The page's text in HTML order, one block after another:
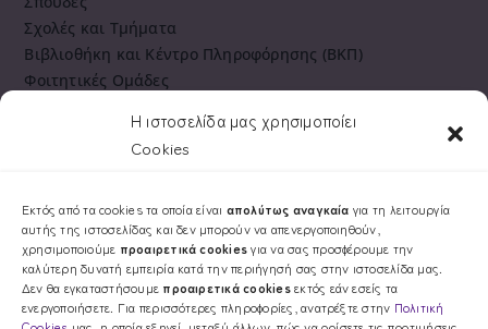
Η ιστοσελίδα μας χρησιμοποίει
Cookies
Εκτός από τα cookies τα οποία είναι απολύτως αναγκαία για τη λειτουργία
αυτής της ιστοσελίδας και δεν μπορούν να απενεργοποιηθούν,
χρησιμοποιούμε προαιρετικά cookiesγια να σας προσφέρουμε την
καλύτερη δυνατή εμπειρία κατά την περιήγησή σας στην ιστοσελίδα μας.
Δεν θα εγκαταστήσουμε προαιρετικά cookiesεκτός εάν εσείς τα
ενεργοποιήσετε. Για περισσότερες πληροφορίες, ανατρέξτε στην Πολιτική
Σχολές και Τμήματα
Βιβλιοθήκη και Κέντρο Πληροφόρησης (ΒΚΠ)
Φοιτητικές Ομάδες
(+30) 2610 962122